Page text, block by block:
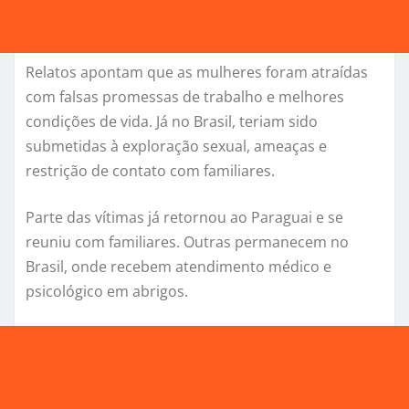
Relatos apontam que as mulheres foram atraídas
com falsas promessas de trabalho e melhores
condições de vida. Já no Brasil, teriam sido
submetidas à exploração sexual, ameaças e
restrição de contato com familiares.
Parte das vítimas já retornou ao Paraguai e se
reuniu com familiares. Outras permanecem no
Brasil, onde recebem atendimento médico e
psicológico em abrigos.